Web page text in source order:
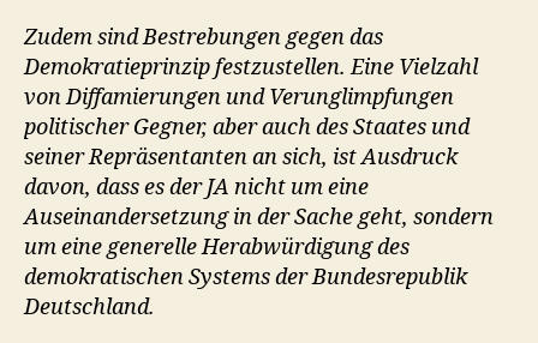
Zudem sind Bestrebungen gegen das
Demokratieprinzip festzustellen. Eine Vielzahl
von Diffamierungen und Verunglimpfungen
politischer Gegner, aber auch des Staates und
seiner Repräsentanten an sich, ist Ausdruck
davon, dass es der JA nicht um eine
Auseinandersetzung in der Sache geht, sondern
um eine generelle Herabwürdigung des
demokratischen Systems der Bundesrepublik
Deutschland.